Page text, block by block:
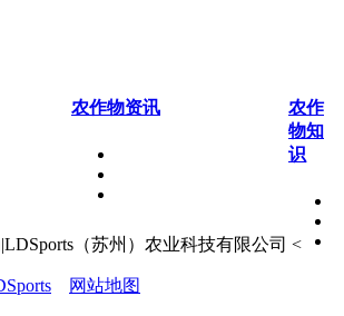
农作物资讯
农作
物知
识
（苏州）农业科技有限公司 <
网站地图